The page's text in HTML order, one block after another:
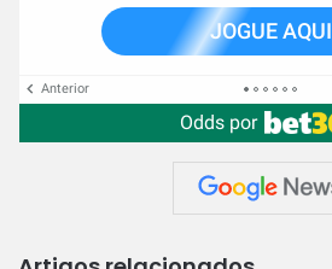
JOGUE AQUI
Anterior
Odds por